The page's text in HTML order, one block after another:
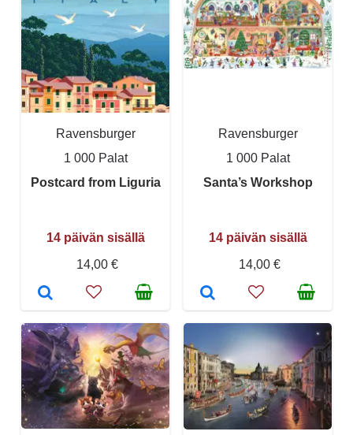
Ravensburger
1 000 Palat
Postcard from Liguria
14 päivän sisällä
14,00 €
Ravensburger
1 000 Palat
Santa’s Workshop
14 päivän sisällä
14,00 €